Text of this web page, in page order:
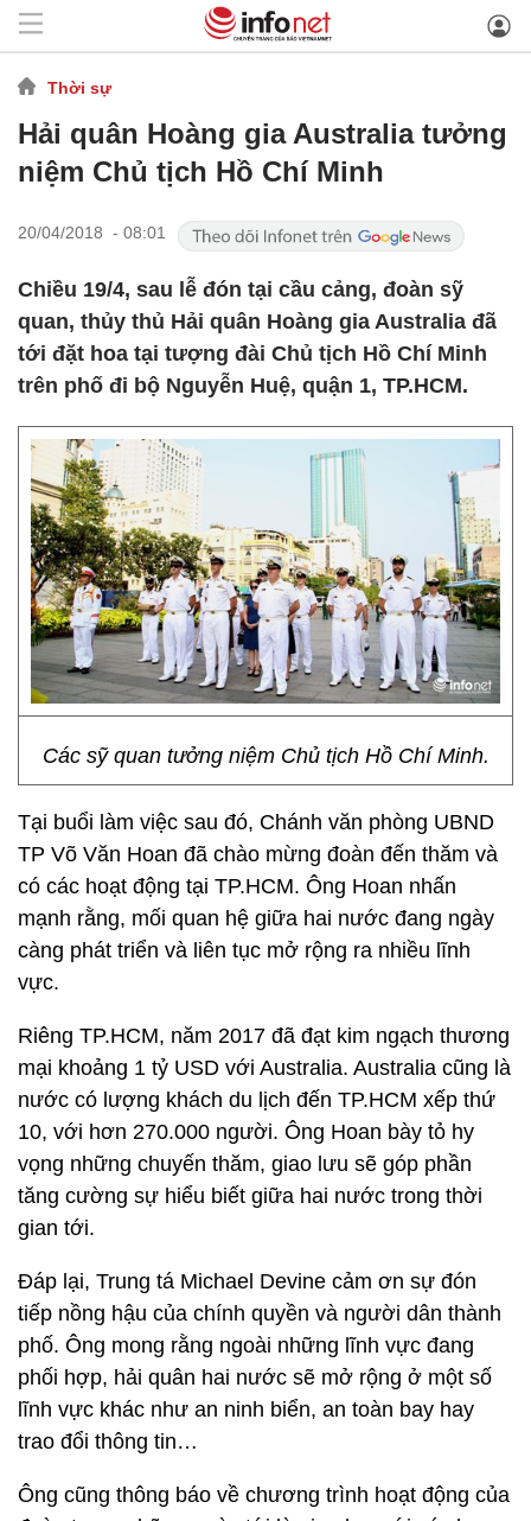
Thời sự
Hải quân Hoàng gia Australia tưởng
niệm Chủ tịch Hồ Chí Minh
20/04/2018 - 08:01
Chiều 19/4, sau lễ đón tại cầu cảng, đoàn sỹ
quan, thủy thủ Hải quân Hoàng gia Australia đã
tới đặt hoa tại tượng đài Chủ tịch Hồ Chí Minh
trên phố đi bộ Nguyễn Huệ, quận 1, TP.HCM.
Các sỹ quan tưởng niệm Chủ tịch Hồ Chí Minh.
Tại buổi làm việc sau đó, Chánh văn phòng UBND
TP Võ Văn Hoan đã chào mừng đoàn đến thăm và
có các hoạt động tại TP.HCM. Ông Hoan nhấn
mạnh rằng, mối quan hệ giữa hai nước đang ngày
càng phát triển và liên tục mở rộng ra nhiều lĩnh
vực.
Riêng TP.HCM, năm 2017 đã đạt kim ngạch thương
mại khoảng 1 tỷ USD với Australia. Australia cũng là
nước có lượng khách du lịch đến TP.HCM xếp thứ
10, với hơn 270.000 người. Ông Hoan bày tỏ hy
vọng những chuyến thăm, giao lưu sẽ góp phần
tăng cường sự hiểu biết giữa hai nước trong thời
gian tới.
Đáp lại, Trung tá Michael Devine cảm ơn sự đón
tiếp nồng hậu của chính quyền và người dân thành
phố. Ông mong rằng ngoài những lĩnh vực đang
phối hợp, hải quân hai nước sẽ mở rộng ở một số
lĩnh vực khác như an ninh biển, an toàn bay hay
trao đổi thông tin…
Ông cũng thông báo về chương trình hoạt động của